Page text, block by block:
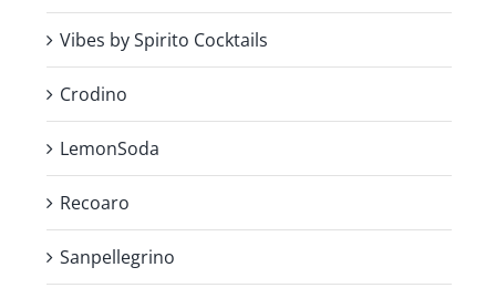
Vibes by Spirito Cocktails
Crodino
LemonSoda
Recoaro
Sanpellegrino